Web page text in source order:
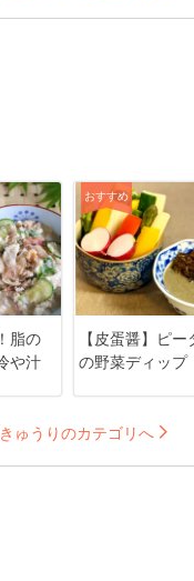
脂の
や汁
おすすめ
【皮蛋醤】ピー
の野菜ディップ
きゅうりのカテゴリへ